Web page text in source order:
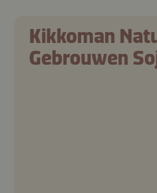
Kikkoman
Gebrouwen